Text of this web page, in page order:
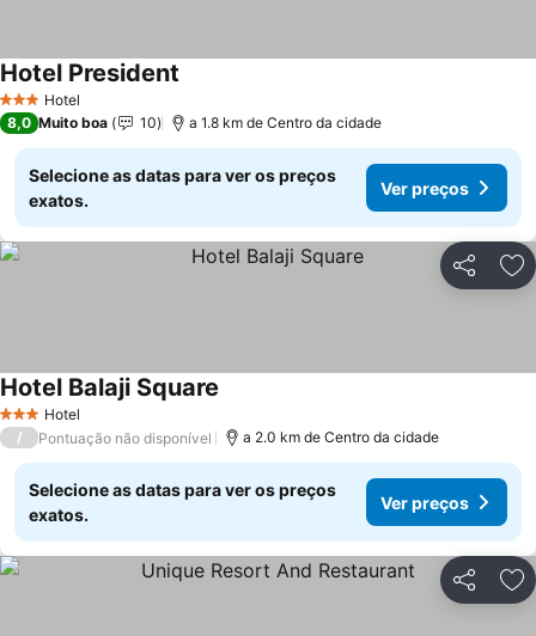
3 EstrelasHotel
Hotel President
8,0 Muito boa 10 a 1.8 km de Centro da cidade
Selecione as datas para ver os preços
exatos.
Ver preços
Partilhar
3 EstrelasHotel
Hotel Balaji Square
/ Pontuação não disponível a 2.0 km de Centro da cidade
Selecione as datas para ver os preços
exatos.
Ver preços
Partilhar